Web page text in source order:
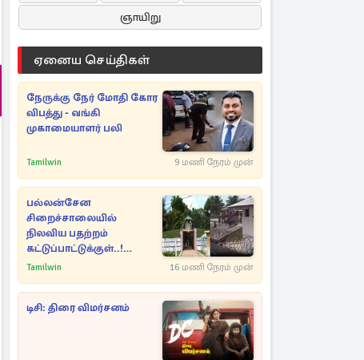
ஞாயிறு
ஏனைய செய்திகள்
நேருக்கு நேர் மோதி கோர
விபத்து - வங்கி
முகாமையாளர் பலி
Tamilwin 9 மணி நேரம் முன்
பல்லன்சேன
சிறைச்சாலையில்
நிலவிய பதற்றம்
கட்டுப்பாட்டுக்குள்..!
அதிரடியாக களமிறங்கிய
Tamilwin 16 மணி நேரம் முன்
டிசி: திரை விமர்சனம்